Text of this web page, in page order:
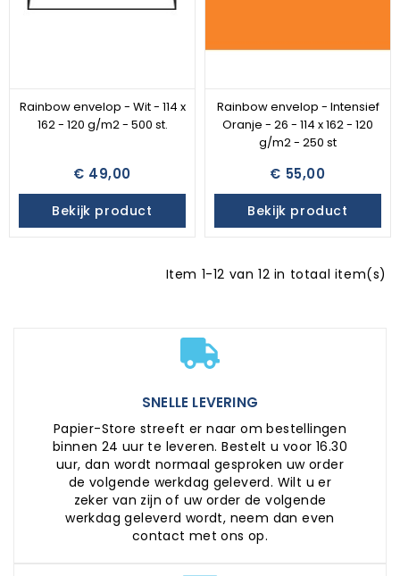
Rainbow envelop - Wit - 114 x
162 - 120 g/m2 - 500 st.
€ 49,00
Bekijk product
Rainbow envelop - Intensief
Oranje - 26 - 114 x 162 - 120
g/m2 - 250 st
€ 55,00
Bekijk product
Item 1-12 van 12 in totaal item(s)
SNELLE LEVERING
Papier-Store streeft er naar om bestellingen
binnen 24 uur te leveren. Bestelt u voor 16.30
uur, dan wordt normaal gesproken uw order
de volgende werkdag geleverd. Wilt u er
zeker van zijn of uw order de volgende
werkdag geleverd wordt, neem dan even
contact met ons op.